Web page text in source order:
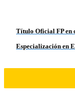
Título Oficial FP en
Especialización en